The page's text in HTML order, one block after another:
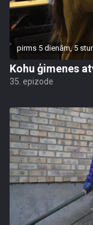
pirms 5 dienām, 5
Kohu ģimenes
35. epizode